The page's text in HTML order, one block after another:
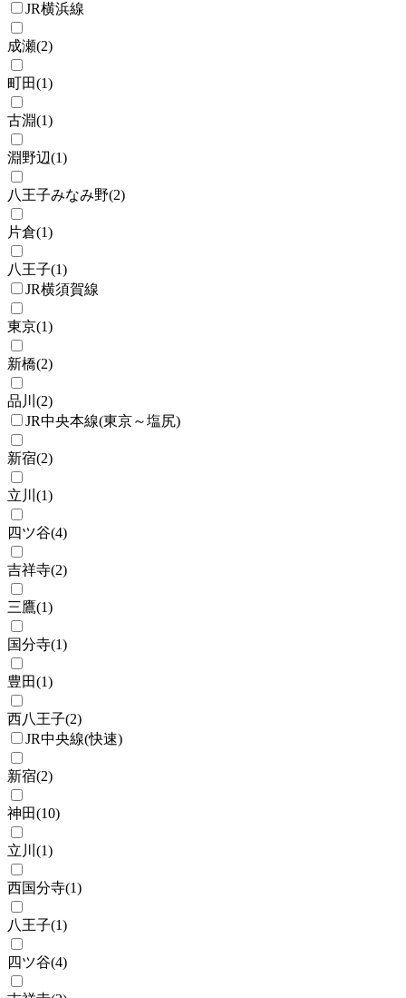
JR横浜線
成瀬(2)
町田(1)
古淵(1)
淵野辺(1)
八王子みなみ野(2)
片倉(1)
八王子(1)
JR横須賀線
東京(1)
新橋(2)
品川 (2)
JR中央本線(東京～塩尻)
新宿(2)
立川 (1)
四ツ谷(4)
吉祥寺(2)
三鷹(1)
国分寺(1)
豊田(1)
西八王子(2)
JR中央線(快速)
新宿(2)
神田(10)
立川 (1)
西国分寺(1)
八王子(1)
四ツ谷(4)